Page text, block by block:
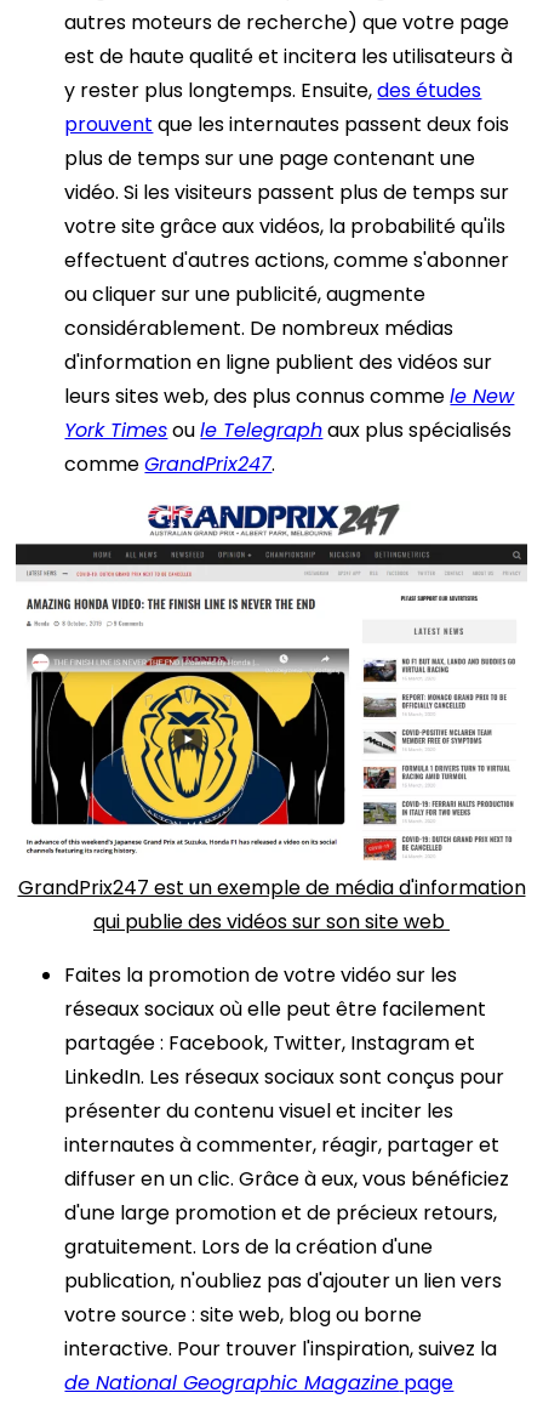
autres moteurs de recherche) que votre page
est de haute qualité et incitera les utilisateurs à
y rester plus longtemps. Ensuite,des études
prouvent que les internautes passent deux fois
plus de temps sur une page contenant une
vidéo. Si les visiteurs passent plus de temps sur
votre site grâce aux vidéos, la probabilité qu'ils
effectuent d'autres actions, comme s'abonner
ou cliquer sur une publicité, augmente
considérablement. De nombreux médias
d'information en ligne publient des vidéos sur
leurs sites web, des plus connus commele New
York Timesoule Telegraphaux plus spécialisés
commeGrandPrix247.
GrandPrix247 est un exemple de média d'information
qui publie des vidéos sur son site web
Faites la promotion de votre vidéo sur les
réseaux sociaux où elle peut être facilement
partagée : Facebook, Twitter, Instagram et
LinkedIn. Les réseaux sociaux sont conçus pour
présenter du contenu visuel et inciter les
internautes à commenter, réagir, partager et
diffuser en un clic. Grâce à eux, vous bénéficiez
d'une large promotion et de précieux retours,
gratuitement. Lors de la création d'une
publication, n'oubliez pas d'ajouter un lien vers
votre source : site web, blog ou borne
interactive. Pour trouver l'inspiration, suivez la
de National Geographic Magazine page